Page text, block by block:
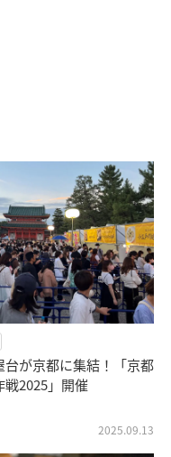
台が京都に集結！「京都
戦2025」開催
2025.09.13